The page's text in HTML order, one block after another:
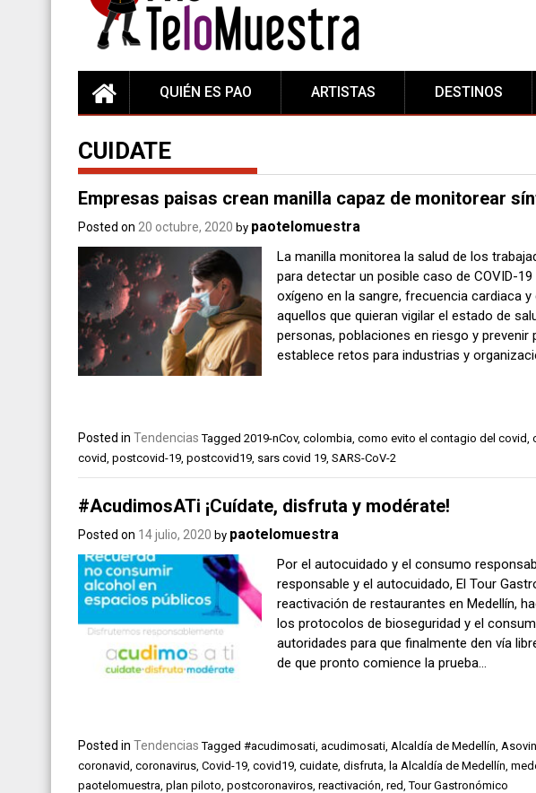
QUIÉN ES PAO ARTISTAS DESTINOS
CUIDATE
Empresas paisas crean manilla capaz de monitorear
Posted on 20 octubre, 2020 by paotelomuestra
La manilla monitorea la salud de los
para detectar un posible caso de COVID-
oxígeno en la sangre, frecuencia cardiaca
aquellos que quieran vigilar el estado de
personas, poblaciones en riesgo y
establece retos para industrias y
Posted in Tendencias Tagged 2019-nCov, colombia, como evito el contagio del covid,
covid, postcovid-19, postcovid19, sars covid 19, SARS-CoV-2
#AcudimosATi ¡Cuídate, disfruta y modérate!
Posted on 14 julio, 2020 by paotelomuestra
Por el autocuidado y el consumo
responsable y el autocuidado, El Tour
reactivación de restaurantes en Medellín,
los protocolos de bioseguridad y el
autoridades para que finalmente den vía
de que pronto comience la prueba…
Posted in Tendencias Tagged #acudimosati acudimosati Alcaldía de Medellín
coronavid coronavirus Covid-19 covid19 cuidate disfruta la Alcaldía de Medellín
paotelomuestra plan piloto postcoronaviros reactivación red ,Tour Gastronómico